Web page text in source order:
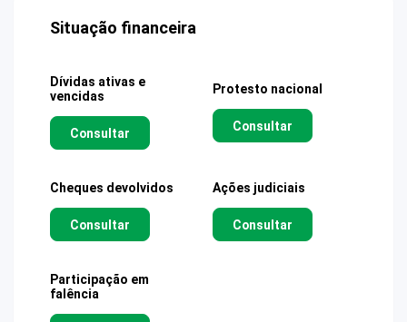
Situação financeira
Dívidas ativas e
vencidas
Consultar
Protesto nacional
Consultar
Cheques devolvidos
Consultar
Ações judiciais
Consultar
Participação em
falência